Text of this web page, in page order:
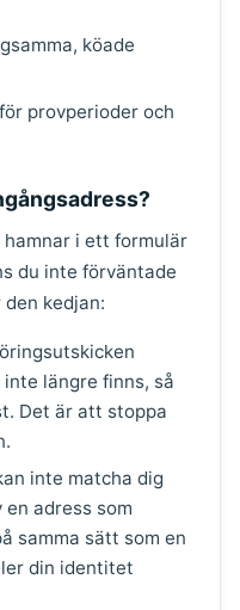
köade
provperioder och
i ett formulär
du inte förväntade
kedjan:
längre finns, så
Det är att stoppa
inte matcha dig
adress som
samma sätt som en
din identitet